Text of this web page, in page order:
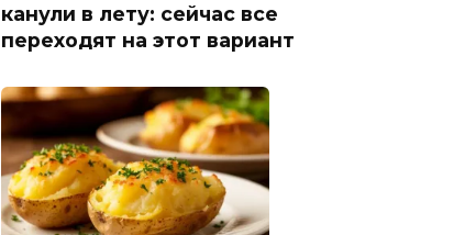
канули в лету: сейчас все
переходят на этот вариант